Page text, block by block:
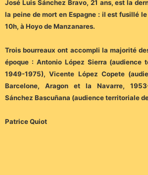
José Luis Sánchez Bravo, 21 ans, est la
la peine de mort en Espagne : il est fusillé
10h, à Hoyo de Manzanares.
Trois bourreaux ont accompli la majorité
époque : Antonio López Sierra (audience
1949-1975), Vicente López Copete
Barcelone, Aragon et la Navarre,
Sánchez Bascuñana (audience territoriale
Patrice Quiot